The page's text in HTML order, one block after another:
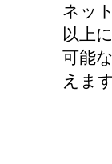
ネッ
以上
可能
えます